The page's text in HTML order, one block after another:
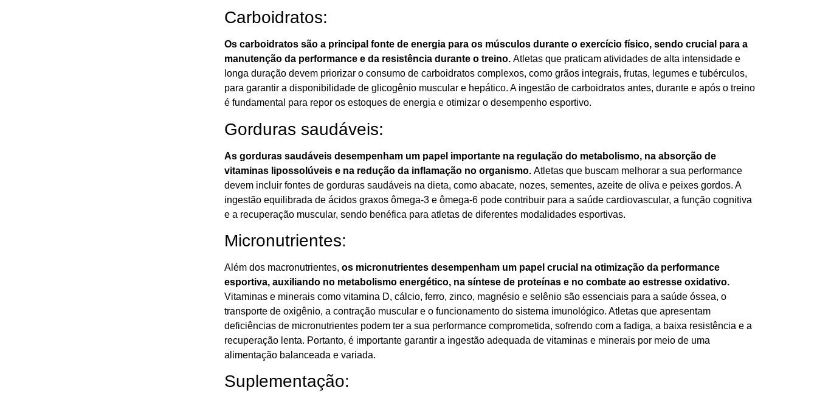
Carboidratos:
Os carboidratos são a principal fonte de energia para os músculos durante o exercício físico, sendo crucial para a
manutenção da performance e da resistência durante o treino. Atletas que praticam atividades de alta intensidade e
longa duração devem priorizar o consumo de carboidratos complexos, como grãos integrais, frutas, legumes e tubérculos,
para garantir a disponibilidade de glicogênio muscular e hepático. A ingestão de carboidratos antes, durante e após o treino
é fundamental para repor os estoques de energia e otimizar o desempenho esportivo.
Gorduras saudáveis:
As gorduras saudáveis desempenham um papel importante na regulação do metabolismo, na absorção de
vitaminas lipossolúveis e na redução da inflamação no organismo. Atletas que buscam melhorar a sua performance
devem incluir fontes de gorduras saudáveis na dieta, como abacate, nozes, sementes, azeite de oliva e peixes gordos. A
ingestão equilibrada de ácidos graxos ômega-3 e ômega-6 pode contribuir para a saúde cardiovascular, a função cognitiva
e a recuperação muscular, sendo benéfica para atletas de diferentes modalidades esportivas.
Micronutrientes:
Além dos macronutrientes, os micronutrientes desempenham um papel crucial na otimização da performance
esportiva, auxiliando no metabolismo energético, na síntese de proteínas e no combate ao estresse oxidativo.
Vitaminas e minerais como vitamina D, cálcio, ferro, zinco, magnésio e selênio são essenciais para a saúde óssea, o
transporte de oxigênio, a contração muscular e o funcionamento do sistema imunológico. Atletas que apresentam
deficiências de micronutrientes podem ter a sua performance comprometida, sofrendo com a fadiga, a baixa resistência e a
recuperação lenta. Portanto, é importante garantir a ingestão adequada de vitaminas e minerais por meio de uma
alimentação balanceada e variada.
Suplementação: